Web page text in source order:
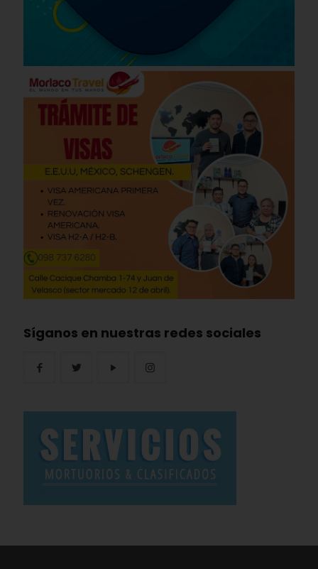
Síganos en nuestras redes sociales